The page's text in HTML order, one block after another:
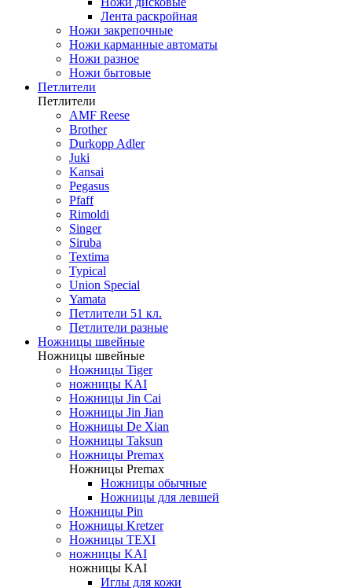
Лента раскройная
Ножи закрепочные
Ножи карманные автоматы
Ножи разное
Ножи бытовые
Петлители
Петлители
AMF Reese
Brother
Durkopp Adler
Juki
Kansai
Pegasus
Pfaff
Rimoldi
Singer
Siruba
Textima
Typical
Union Special
Yamata
Петлители 51 кл.
Петлители разные
Ножницы швейные
Ножницы швейные
Ножницы Tiger
ножницы KAI
Ножницы Jin Cai
Ножницы Jin Jian
Ножницы De Xian
Ножницы Taksun
Ножницы Premax
Ножницы Premax
Ножницы обычные
Ножницы для левшей
Ножницы Pin
Ножницы Kretzer
Ножницы TEXI
ножницы KAI
ножницы KAI
Иглы для кожи